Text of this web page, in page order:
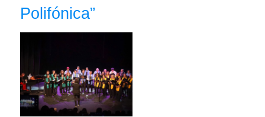
Polifónica”